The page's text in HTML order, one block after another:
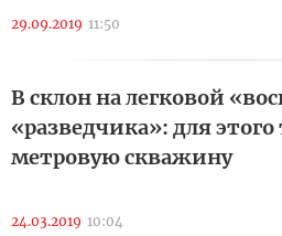
29.09.2019 11:50
В склон на легковой
«разведчика»: для
метровую скважину
24.03.2019 10:04